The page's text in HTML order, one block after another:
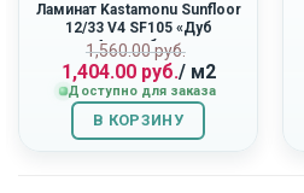
Ламинат Kastamonu Sunfloor
12/33 V4 SF105 «Дуб
Альгамбра»
1,560.00руб.
Первоначальная
цена
составляла
1,560.00
руб..
1,404.00руб.
Текущая
цена:
1,404.00
руб..
/ м2
Доступно для заказа
В КОРЗИНУ